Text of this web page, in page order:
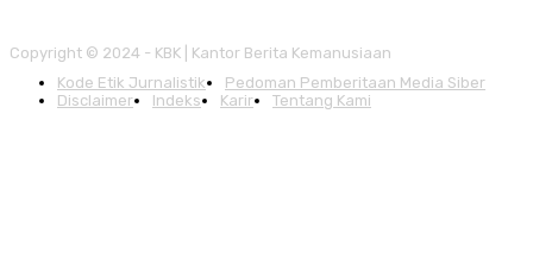
Copyright © 2024 - KBK | Kantor Berita Kemanusiaan
Kode Etik Jurnalistik
Pedoman Pemberitaan Media Siber
Disclaimer
Indeks Karir Tentang Kami